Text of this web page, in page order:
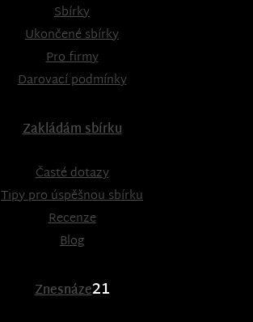
Sbírky
Ukončené sbírky
Pro firmy
Darovací podmínky
Zakládám sbírku
Časté dotazy
Tipy pro úspěšnou sbírku
Recenze
Blog
Znesnáze21